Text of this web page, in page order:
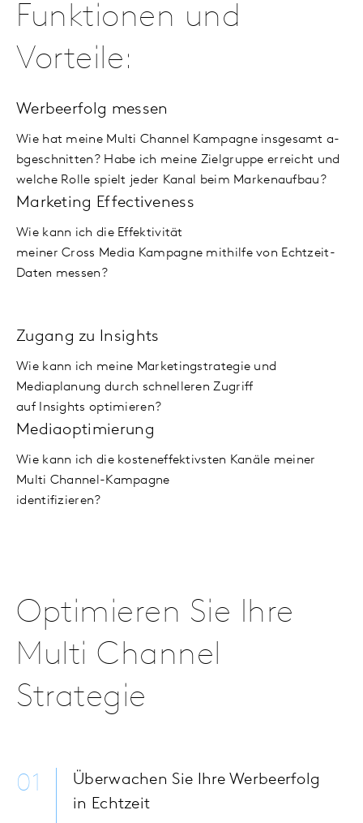
Funktionen und
Vorteile:
Werbeerfolg messen
Wie hat meine Multi Channel Kampagne insgesamt a­
bge­­­­­­­schnitten? Habe ich meine Ziel­­­­­­­­gruppe erreicht und
welche Rolle spielt jeder Kanal beim Marken­­­­­­­aufbau?
Marketing Effectiveness
Wie kann ich die Effektivität
meiner Cross Media Kampagne mithilfe von Echtzeit-
Daten messen?
Zugang zu Insights
Wie kann ich meine Marketingstrategie und
Mediaplanung durch schnelleren Zugriff
auf Insights optimieren?
Media­optimierung
Wie kann ich die kosteneffektivsten Kanäle meiner
Multi Channel-Kampagne
identifizieren?
Optimieren Sie Ihre
Multi Channel
Strategie
01
Überwachen Sie Ihre Werbeerfolg
in Echtzeit